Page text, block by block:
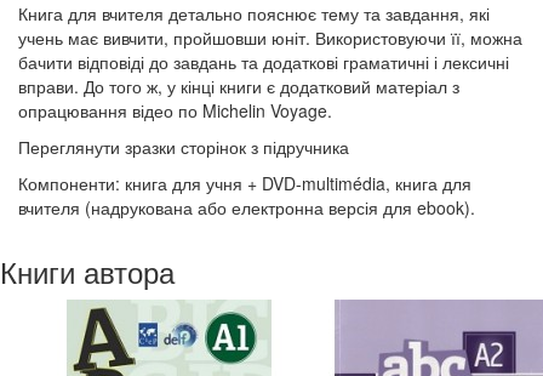
Книга для вчителя детально пояснює тему та завдання, які
учень має вивчити, пройшовши юніт. Використовуючи її, можна
бачити відповіді до завдань та додаткові граматичні і лексичні
вправи. До того ж, у кінці книги є додатковий матеріал з
опрацювання відео по Michelin Voyage.
Переглянути зразки сторінок з підручника
Компоненти: книга для учня + DVD-multimédia, книга для
вчителя (надрукована або електронна версія для ebook).
Книги автора